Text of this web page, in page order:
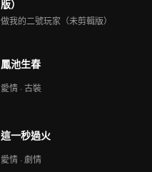
版）
做我的二號玩家（未剪輯版）
鳳池生春
愛情 · 古裝
這一秒過火
愛情 · 劇情